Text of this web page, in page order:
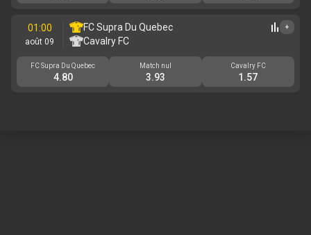
01:00
août 09
FC Supra Du Quebec
Cavalry FC
+
FC Supra Du Quebec
4.80
Match nul
3.93
Cavalry FC
1.57